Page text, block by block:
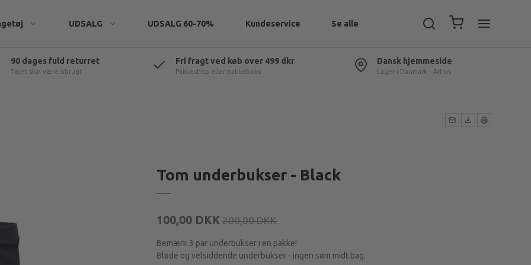
UDSALG UDSALG 60-70% Kundeservice Se alle
90 dages fuld returret
Tøjet skal være ubrugt
Fri fragt ved køb over 499 dkr
Pakkeshop eller pakkeboks
Dansk hjemmeside
Lager i Danmark - Århus
Tom underbukser - Black
100,00 DKK 200,00 DKK
Bemærk 3 par underbukser i en pakke!
Bløde og velsiddende underbukser - ingen søm midt bag.